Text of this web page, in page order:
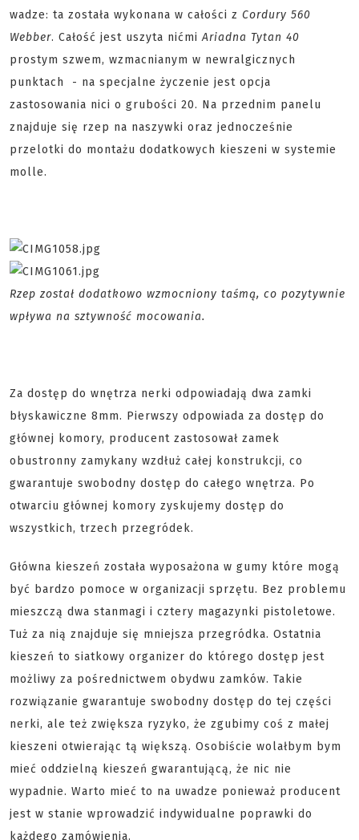
wadze: ta została wykonana w całości z Cordury 560
Webber. Całość jest uszyta nićmiAriadna Tytan 40
prostym szwem, wzmacnianym w newralgicznych
punktach - na specjalne życzenie jest opcja
zastosowania nici o grubości 20. Na przednim panelu
znajduje się rzep na naszywki oraz jednocześnie
przelotki do montażu dodatkowych kieszeni w systemie
molle.
Rzep został dodatkowo wzmocniony taśmą, co pozytywnie
wpływa na sztywność mocowania.
Za dostęp do wnętrza nerki odpowiadają dwa zamki
błyskawiczne 8mm. Pierwszy odpowiada za dostęp do
głównej komory, producent zastosował zamek
obustronny zamykany wzdłuż całej konstrukcji, co
gwarantuje swobodny dostęp do całego wnętrza. Po
otwarciu głównej komory zyskujemy dostęp do
wszystkich, trzech przegródek.
Główna kieszeń została wyposażona w gumy które mogą
być bardzo pomoce w organizacji sprzętu. Bez problemu
mieszczą dwa stanmagi i cztery magazynki pistoletowe.
Tuż za nią znajduje się mniejsza przegródka. Ostatnia
kieszeń to siatkowy organizer do którego dostęp jest
możliwy za pośrednictwem obydwu zamków. Takie
rozwiązanie gwarantuje swobodny dostęp do tej części
nerki, ale też zwiększa ryzyko, że zgubimy coś z małej
kieszeni otwierając tą większą. Osobiście wolałbym bym
mieć oddzielną kieszeń gwarantującą, że nic nie
wypadnie. Warto mieć to na uwadze ponieważ producent
jest w stanie wprowadzić indywidualne poprawki do
każdego zamówienia.